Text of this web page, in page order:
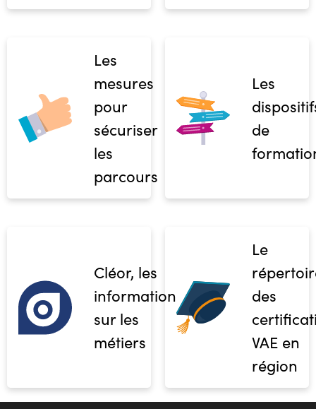
Les
mesures
pour
sécuriser
les
parcours
Les
de
Cléor, les
informations
sur les
métiers
Le
des
VAE en
région